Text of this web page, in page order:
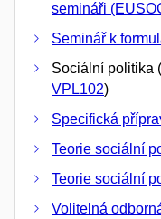
semináři
Seminář k
Sociální politika (
VPL102)
Specifická
Teorie sociální
Teorie sociální
Volitelná